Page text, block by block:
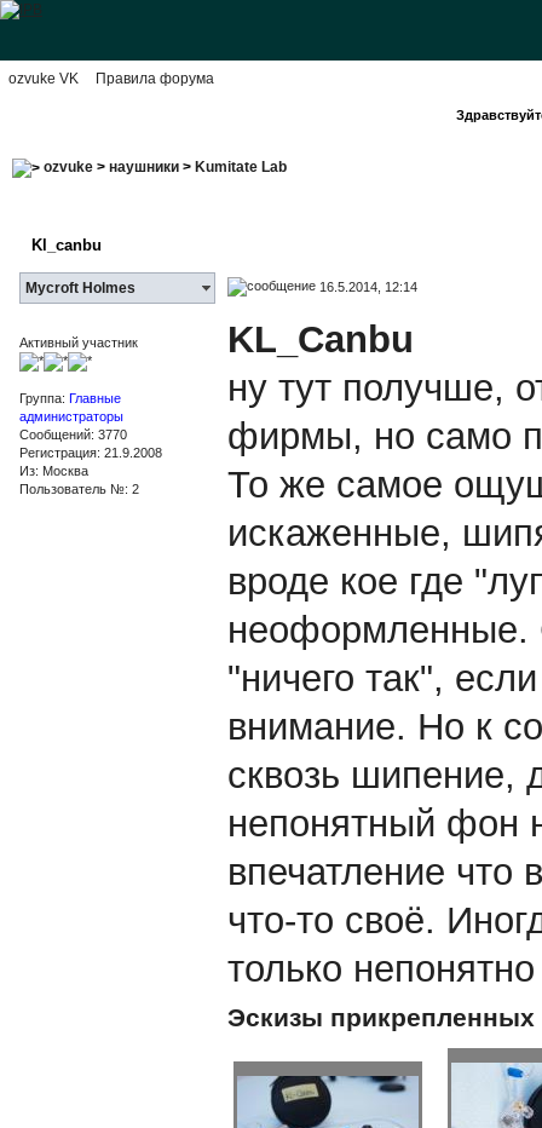
ozvuke VK Правила форума
ozvuke> наушники> Kumitate Lab
Kl_canbu
Mycroft Holmes 16.5.2014, 12:14
Активный участник
Группа: Главные
администраторы
Сообщений: 3770
Регистрация: 21.9.2008
Из: Москва
Пользователь №: 2
KL_Canbu
ну тут получше,
фирмы, но само
То же самое
искаженные,
вроде кое где
неоформленные.
"ничего так",
внимание. Но к
сквозь шипение,
непонятный фон
впечатление что
что-то своё.
только
Эскизы прикрепленных